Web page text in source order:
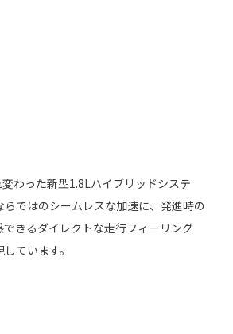
わった新型1.8Lハイブリッドシステ
ではのシームレスな加速に、発進時の
きるダイレクトな走行フィーリング
ています。